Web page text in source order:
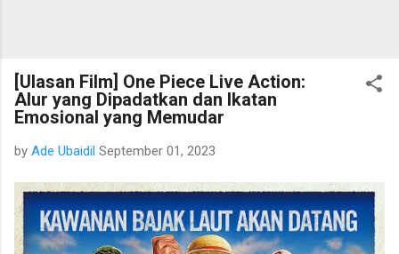
[Ulasan Film] One Piece Live Action:
Alur yang Dipadatkan dan Ikatan
Emosional yang Memudar
by Ade Ubaidil September 01, 2023